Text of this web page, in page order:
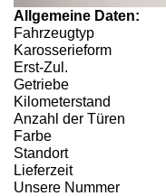
Allgemeine Daten:
Fahrzeugtyp
Karosserieform
Erst-Zul.
Getriebe
Kilometerstand
Anzahl der Türen
Farbe
Standort
Lieferzeit
Unsere Nummer